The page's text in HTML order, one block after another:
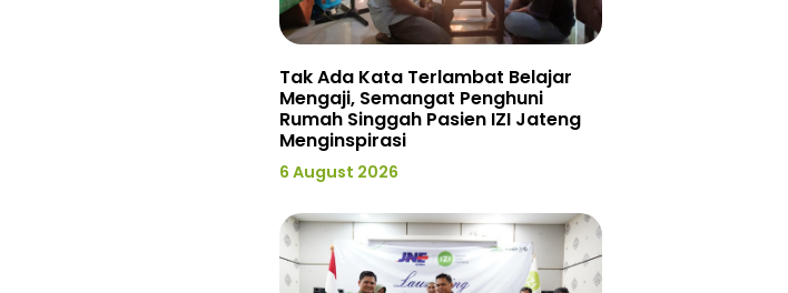
Tak Ada Kata Terlambat Belajar
Mengaji, Semangat Penghuni
Rumah Singgah Pasien IZI Jateng
Menginspirasi
6 August 2026